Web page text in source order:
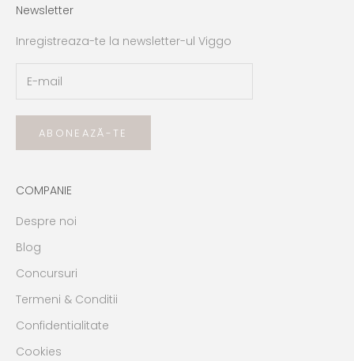
Newsletter
Inregistreaza-te la newsletter-ul Viggo
ABONEAZĂ-TE
COMPANIE
Despre noi
Blog
Concursuri
Termeni & Conditii
Confidentialitate
Cookies